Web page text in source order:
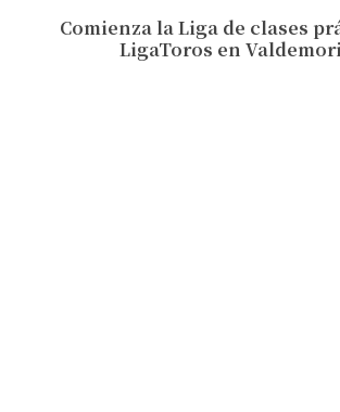
Comienza la Liga de clases
LigaToros en